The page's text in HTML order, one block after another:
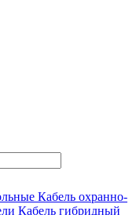
Кабель охранно-
Кабель гибридный